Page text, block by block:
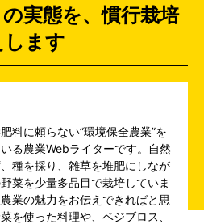
実態を、慣行栽培
します
料に頼らない”環境保全農業”を
る農業Webライターです。自然
種を採り、雑草を堆肥にしなが
菜を少量多品目で栽培していま
業の魅力をお伝えできればと思
を使った料理や、ベジブロス、